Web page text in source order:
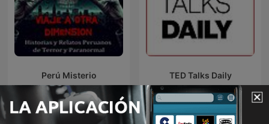
Perú Misterio TED Talks Daily